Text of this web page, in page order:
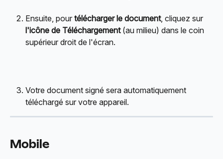
Ensuite, pour télécharger le document, cliquez sur
l'icône de Téléchargement (au milieu) dans le coin
supérieur droit de l'écran.
Votre document signé sera automatiquement
téléchargé sur votre appareil.
Mobile